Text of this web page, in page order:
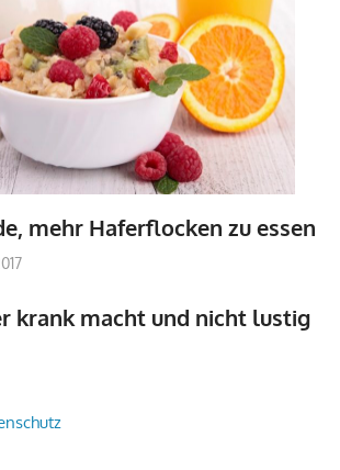
mehr Haferflocken zu essen
krank macht und nicht lustig